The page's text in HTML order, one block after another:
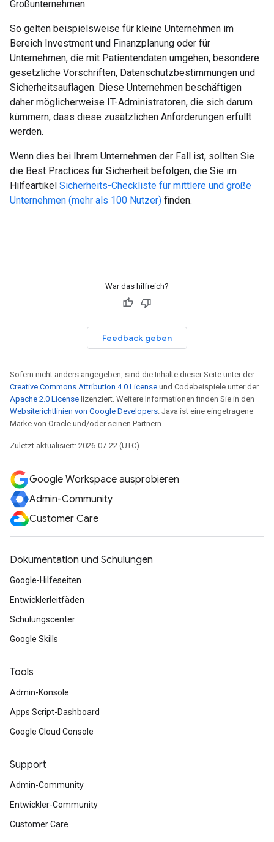
Großunternehmen.
So gelten beispielsweise für kleine Unternehmen im
Bereich Investment und Finanzplanung oder für
Unternehmen, die mit Patientendaten umgehen, besondere
gesetzliche Vorschriften, Datenschutzbestimmungen und
Sicherheitsauflagen. Diese Unternehmen beschäftigen
daher möglicherweise IT-Administratoren, die sich darum
kümmern, dass diese zusätzlichen Anforderungen erfüllt
werden.
Wenn dies bei Ihrem Unternehmen der Fall ist, sollten Sie
die Best Practices für Sicherheit befolgen, die Sie im
Hilfeartikel Sicherheits-Checkliste für mittlere und große
Unternehmen (mehr als 100 Nutzer) finden.
War das hilfreich?
Feedback geben
Sofern nicht anders angegeben, sind die Inhalte dieser Seite unter der
Creative Commons Attribution 4.0 License und Codebeispiele unter der
Apache 2.0 License lizenziert. Weitere Informationen finden Sie in den
Websiterichtlinien von Google Developers. Java ist eine eingetragene
Marke von Oracle und/oder seinen Partnern.
Zuletzt aktualisiert: 2026-07-22 (UTC).
Google Workspace ausprobieren
Admin-Community
Customer Care
Dokumentation und Schulungen
Google-Hilfeseiten
Entwicklerleitfäden
Schulungscenter
Google Skills
Tools
Admin-Konsole
Apps Script-Dashboard
Google Cloud Console
Support
Admin-Community
Entwickler-Community
Customer Care